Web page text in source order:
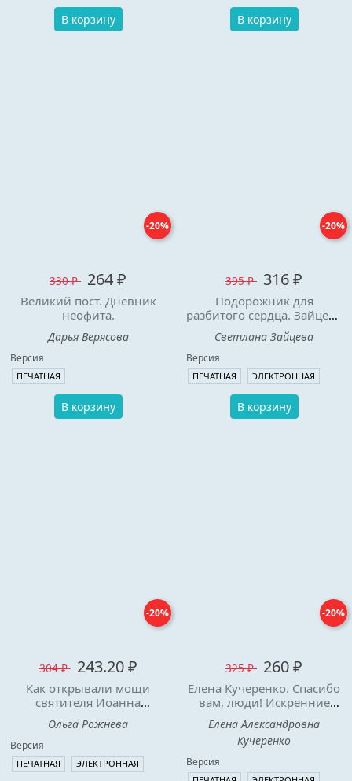
В корзину В корзину
-20%
330 ₽ 264 ₽
Великий пост. Дневник
неофита.
Дарья Верясова
Версия
ПЕЧАТНАЯ
В корзину
-20%
395 ₽ 316 ₽
Подорожник для
разбитого сердца. Зайцева
Светлана.
Светлана Зайцева
Версия
ПЕЧАТНАЯ ЭЛЕКТРОННАЯ
В корзину
-20%
304 ₽ 243.20 ₽
Как открывали мощи
святителя Иоанна
Рожнёва.
Ольга Рожнева
Версия
ПЕЧАТНАЯ ЭЛЕКТРОННАЯ
-20%
325 ₽ 260 ₽
Елена Кучеренко. Спасибо
вам, люди! Искренние
истории
Елена Александровна
Кучеренко
Версия